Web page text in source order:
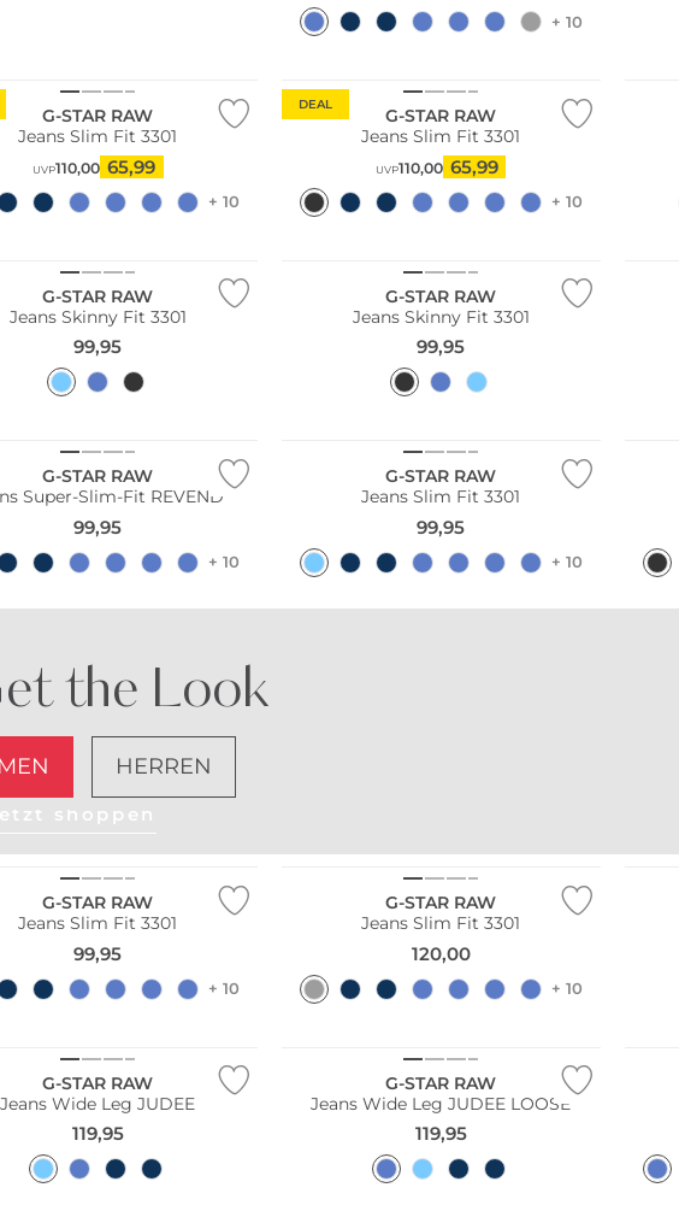
+ 10
G-STAR RAW
Jeans Slim Fit 3301
UVP110,00 65,99
+ 10
DEAL
G-STAR RAW
Jeans Slim Fit 3301
UVP110,00 65,99
+ 10
G-STAR RAW
Jeans Skinny Fit 3301
99,95
G-STAR RAW
Jeans Skinny Fit 3301
99,95
G-STAR RAW
Super-Slim-Fit REVEND
99,95
+ 10
G-STAR RAW
Jeans Slim Fit 3301
99,95
+ 10
the Look
HERREN
shoppen
G-STAR RAW
Jeans Slim Fit 3301
99,95
+ 10
G-STAR RAW
Jeans Slim Fit 3301
120,00
+ 10
G-STAR RAW
Jeans Wide Leg JUDEE
119,95
G-STAR RAW
Jeans Wide Leg JUDEE LOOSE
119,95